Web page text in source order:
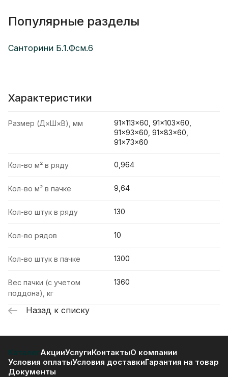
Популярные разделы
Санторини Б.1.Фсм.6
Характеристики
Размер (Д×Ш×В), мм
91×113×60, 91×103×60,
91×93×60, 91×83×60,
91×73×60
Кол-во м² в ряду 0,964
Кол-во м² в пачке 9,64
Кол-во штук в ряду 130
Кол-во рядов 10
Кол-во штук в пачке 1300
Вес пачки (с учетом
поддона), кг
1360
Назад к списку
КаталогАкцииУслугиКонтактыО компании
Условия оплатыУсловия доставкиГарантия на товар
Документы